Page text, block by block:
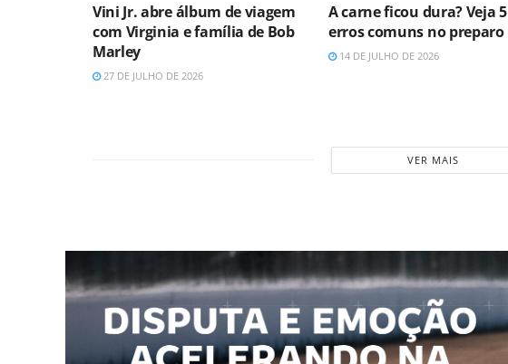
Vini Jr. abre álbum de viagem
com Virginia e família de Bob
Marley
27 DE JULHO DE 2026
A carne ficou dura? Veja 5
erros comuns no preparo
14 DE JULHO DE 2026
VER MAIS